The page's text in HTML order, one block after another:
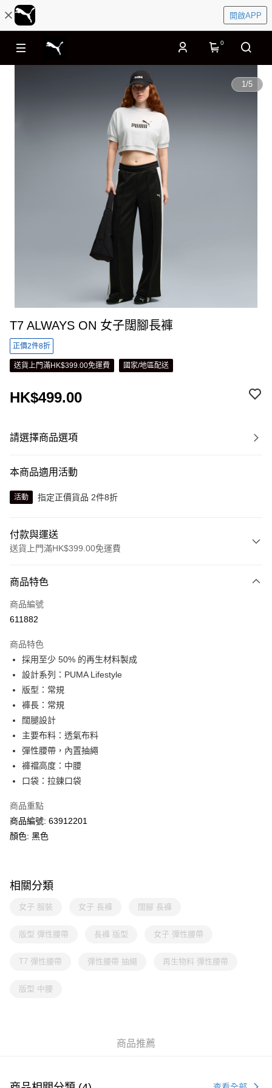
開啟APP
0
1/5
T7 ALWAYS ON 女子闊腳長褲
正價2件8折
送貨上門滿HK$399.00免運費 國家/地區配送
HK$499.00
請選擇商品選項
本商品適用活動
活動 指定正價貨品 2件8折
付款與運送
送貨上門滿HK$399.00免運費
信用卡
線上付款
Alipay, PayMe, WeChat Pay, UnionPay, FPS
送貨方式
單筆訂單淨值滿$399可享免運費優惠
每筆HK$30.00，滿HK$399.00或以上免運費
滿$599可享澳門免運費優惠
商品特色
商品編號
611882
商品特色
採用至少 50% 的再生材料製成
設計系列：PUMA Lifestyle
版型：常規
褲長：常規
闊腿設計
主要布料：透氣布料
彈性腰帶，內置抽繩
褲襠高度：中腰
口袋：拉鍊口袋
商品重點
商品編號: 63912201
顏色: 黑色
相關分類
女子 服裝 女子 長褲 闊腳 長褲
版型 彈性腰帶 長褲 版型 女子 彈性腰帶
T7 彈性腰帶 彈性腰帶 抽繩 再生物料 彈性腰帶
版型 中腰
商品推薦